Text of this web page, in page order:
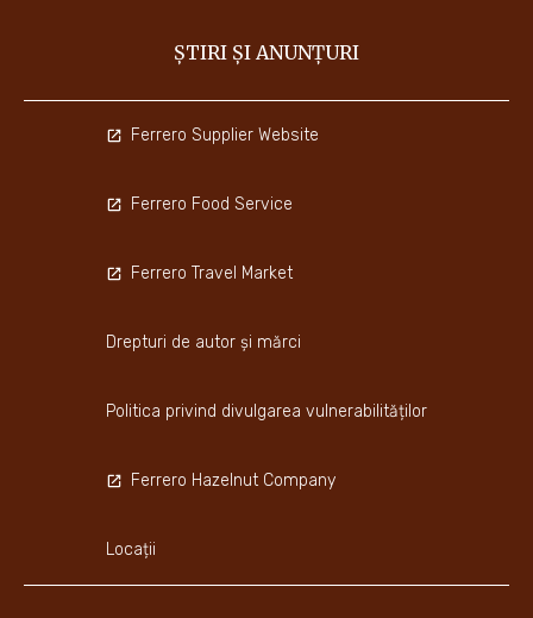
ȘTIRI ȘI ANUNȚURI
Ferrero Supplier Website
Ferrero Food Service
Ferrero Travel Market
Drepturi de autor și mărci
Politica privind divulgarea vulnerabilităților
Ferrero Hazelnut Company
Locații